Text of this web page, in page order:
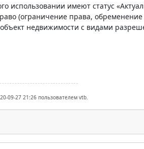
использовании имеют статус
(ограничение права,
недвижимости с видами
09-27 21:26 пользователем vtb.